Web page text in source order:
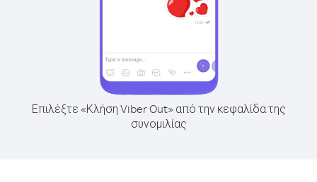
Επιλέξτε «Κλήση Viber Out» από την κεφαλίδα της
συνομιλίας